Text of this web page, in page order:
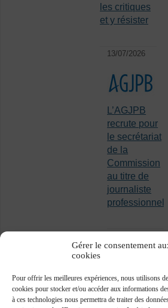
Gérer le consentement
cookies
Pour offrir les meilleures expériences, nous utilisons
cookies pour stocker et/ou accéder aux informations
à ces technologies nous permettra de traiter des
les critiques
et y résister
13/07/2026
L’AGJPB
recrute pour
le secrétariat
de la
Commission
au titre de
journaliste
professionnel